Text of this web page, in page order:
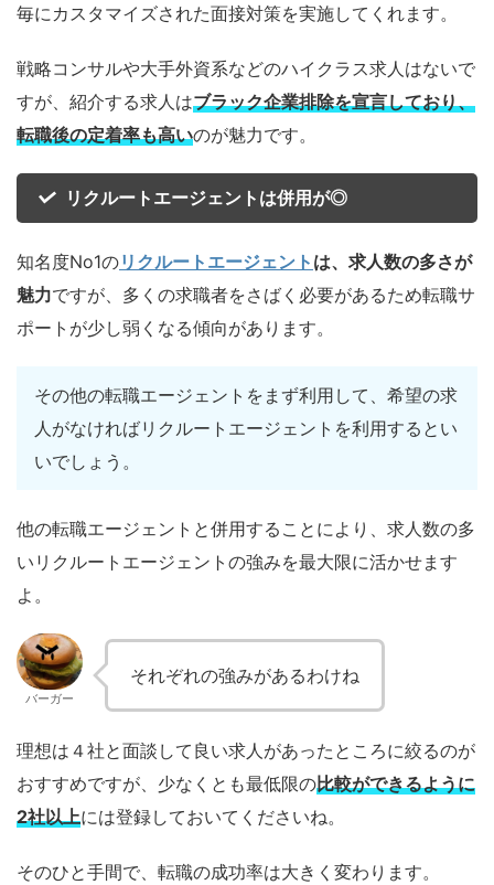
毎にカスタマイズされた面接対策を実施してくれます。
戦略コンサルや大手外資系などのハイクラス求人はないで
すが、紹介する求人はブラック企業排除を宣言しており、
転職後の定着率も高いのが魅力です。
リクルートエージェントは併用が◎
知名度No1のリクルートエージェント は、求人数の多さが
魅力ですが、多くの求職者をさばく必要があるため転職サ
ポートが少し弱くなる傾向があります。
その他の転職エージェントをまず利用して、希望の求
人がなければリクルートエージェントを利用するとい
いでしょう。
他の転職エージェントと併用することにより、求人数の多
いリクルートエージェントの強みを最大限に活かせます
よ。
バーガー
それぞれの強みがあるわけね
理想は４社と面談して良い求人があったところに絞るのが
おすすめですが、少なくとも最低限の比較ができるように
2社以上には登録しておいてくださいね。
そのひと手間で、転職の成功率は大きく変わります。